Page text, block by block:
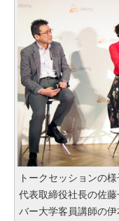
トークセッションの
代表取締役社長の佐
バー大学客員講師の